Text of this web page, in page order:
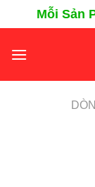
Chuyển
đến
dung
Mỗi Sản